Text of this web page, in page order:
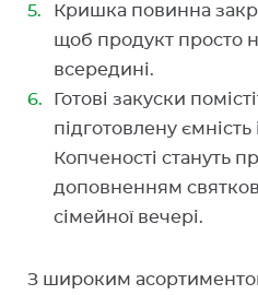
Кришка повинна
щоб продукт просто
всередині.
Готові закуски
підготовлену ємність
Копченості стануть
доповненням
сімейної вечері.
З широким